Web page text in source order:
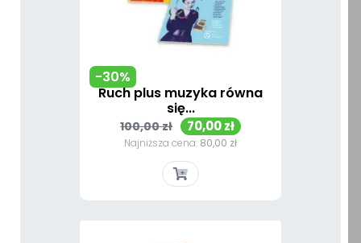
Ruch plus muzyka równa
się...
Cena
podstawowa
100,00 zł Cena
70,00 zł
Najniższa cena: 80,00 zł
-30%